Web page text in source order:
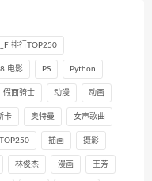
排行TOP250
电影 PS Python
假面骑士 动漫 动画
卡 奥特曼 女声歌曲
插画 摄影
林俊杰 漫画 王芳